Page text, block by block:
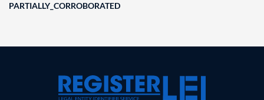
PARTIALLY_CORROBORATED